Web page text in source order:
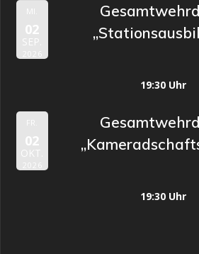
MI.
02
SEP.
2026
19:30 Uhr
FR.
02
OKT.
2026
19:30 Uhr